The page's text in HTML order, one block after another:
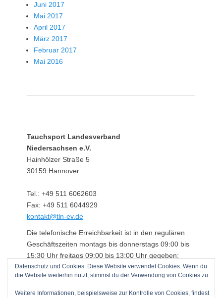
Juni 2017
Mai 2017
April 2017
März 2017
Februar 2017
Mai 2016
Tauchsport Landesverband
Niedersachsen e.V.
Hainhölzer Straße 5
30159 Hannover
Tel.: +49 511 6062603
Fax: +49 511 6044929
kontakt@tln-ev.de
Die telefonische Erreichbarkeit ist in den regulären
Geschäftszeiten montags bis donnerstags 09:00 bis
15:30 Uhr freitags 09:00 bis 13:00 Uhr gegeben;
darüber hinaus über einen angeschlossenen
Anrufbeantworter.
Datenschutz und Cookies: Diese Website verwendet Cookies. Wenn du
die Website weiterhin nutzt, stimmst du der Verwendung von Cookies zu.
Weitere Informationen, beispielsweise zur Kontrolle von Cookies, findest